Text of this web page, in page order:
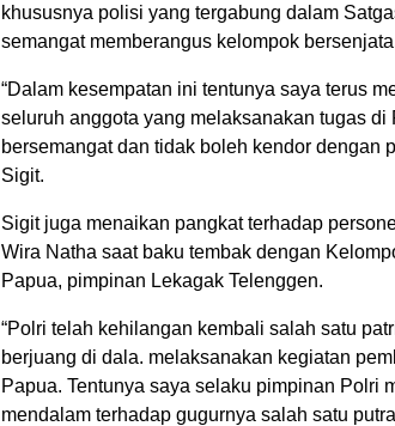
khususnya polisi yang tergabung dalam
semangat memberangus kelompok
“Dalam kesempatan ini tentunya saya terus
seluruh anggota yang melaksanakan tugas di
bersemangat dan tidak boleh kendor dengan
Sigit.
Sigit juga menaikan pangkat terhadap
Wira Natha saat baku tembak dengan
Papua, pimpinan Lekagak Telenggen.
“Polri telah kehilangan kembali salah satu
berjuang di dala. melaksanakan kegiatan
Papua. Tentunya saya selaku pimpinan Polri
mendalam terhadap gugurnya salah satu